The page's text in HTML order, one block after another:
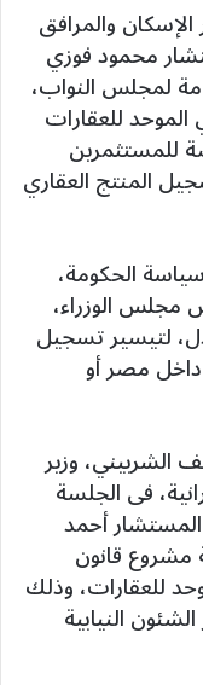
والمرافق
محمود فوزي
لمجلس النواب،
للعقارات
للمستثمرين
المنتج العقاري
الحكومة،
مجلس الوزراء،
لتيسير تسجيل
داخل مصر أو
الشربيني، وزير
فى الجلسة
أحمد
قانون
للعقارات، وذلك
النيابية